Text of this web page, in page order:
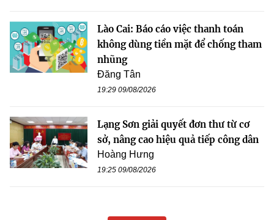
Lào Cai: Báo cáo việc thanh toán
không dùng tiền mặt để chống tham
nhũng
Đăng Tân
19:29 09/08/2026
Lạng Sơn giải quyết đơn thư từ cơ
sở, nâng cao hiệu quả tiếp công dân
Hoàng Hưng
19:25 09/08/2026